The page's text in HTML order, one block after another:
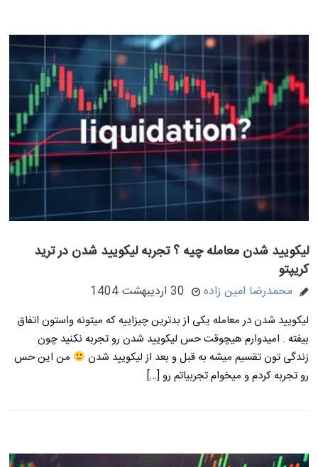
لیکویید شدن معامله چیه ؟ تجربه لیکویید شدن در ترید
کریپتو
محمدرضا امین زاده 30 اردیبهشت 1404
لیکویید شدن در معامله یکی از بدترین چیزاییه که میتونه واستون اتفاق
بیفته . امیدوارم هیچوقت حس لیکویید شدن رو تجربه نکنید چون
زندگی تون تقسیم میشه به قبل و بعد از لیکویید شدن
من این حس
رو تجربه کردم و میخوام تجربیاتم رو […]